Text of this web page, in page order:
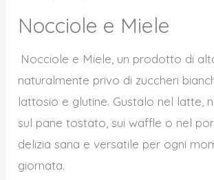
Nocciole e Miele
Nocciole e Miele, un prodotto di
naturalmente privo di zuccheri
lattosio e glutine. Gustalo nel latte,
sul pane tostato, sui waffle o nel
delizia sana e versatile per ogni
giornata.